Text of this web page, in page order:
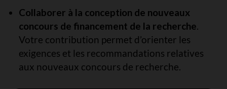
Collaborer à la conception de nouveaux
concours de financement de la recherche.
Votre contribution permet d’orienter les
exigences et les recommandations relatives
aux nouveaux concours de recherche.